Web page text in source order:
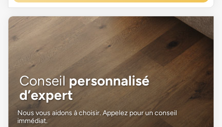
Conseil personnalisé
d’expert
Nous vous aidons à choisir. Appelez pour un conseil
immédiat.